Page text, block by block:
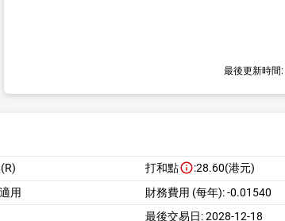
最後更新時間:
打和點 :28.60(港元)
用 財務費用 (每年):-0.01540
最後交易日:2028-12-18